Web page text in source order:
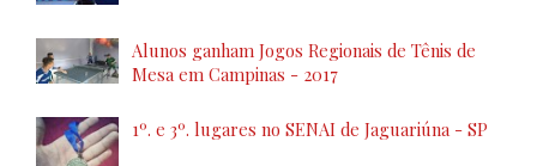
Alunos ganham Jogos Regionais de Tênis de
Mesa em Campinas - 2017
1º. e 3º. lugares no SENAI de Jaguariúna - SP